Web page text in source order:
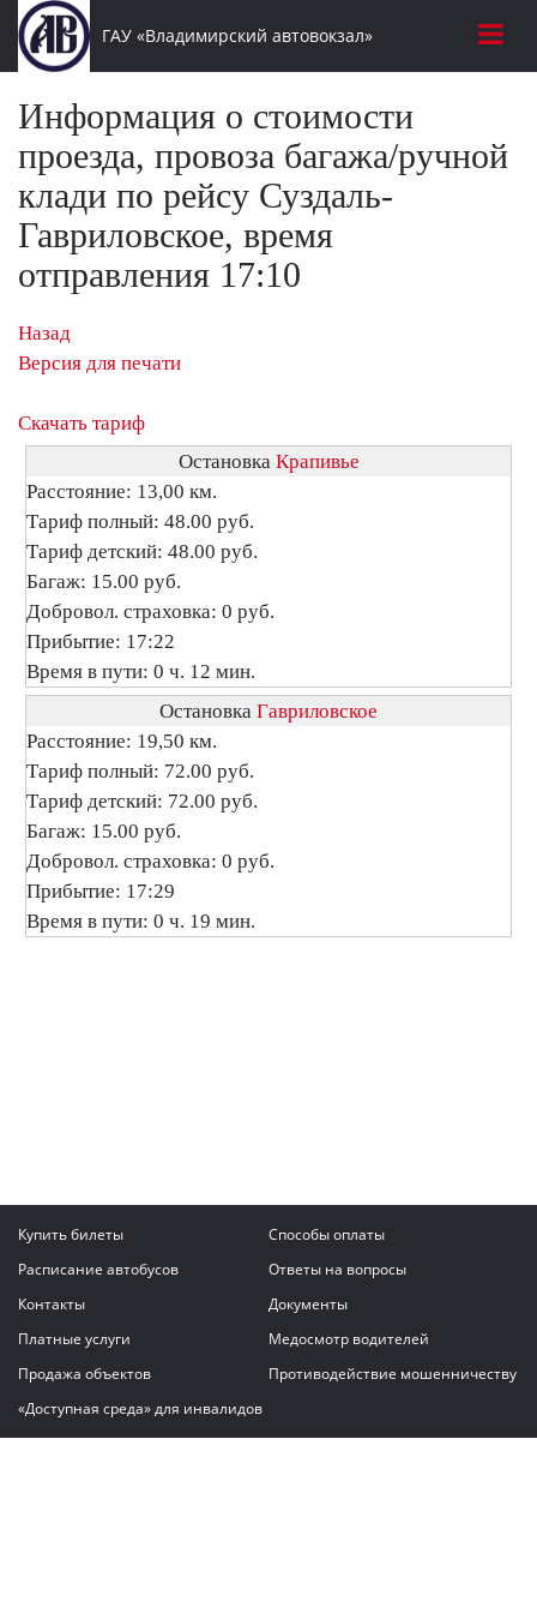
ГАУ «Владимирский автовокзал»
Информация о стоимости
проезда, провоза багажа/ручной
клади по рейсу Суздаль-
Гавриловское, время
отправления 17:10
Назад
Версия для печати
Скачать тариф
Остановка Крапивье
Расстояние: 13,00 км.
Тариф полный: 48.00 руб.
Тариф детский: 48.00 руб.
Багаж: 15.00 руб.
Добровол. страховка: 0 руб.
Прибытие: 17:22
Время в пути: 0 ч. 12 мин.
Остановка Гавриловское
Расстояние: 19,50 км.
Тариф полный: 72.00 руб.
Тариф детский: 72.00 руб.
Багаж: 15.00 руб.
Добровол. страховка: 0 руб.
Прибытие: 17:29
Время в пути: 0 ч. 19 мин.
Купить билеты
Способы оплаты
Расписание автобусов
Ответы на вопросы
Контакты
Документы
Платные услуги
Медосмотр водителей
Продажа объектов
Противодействие мошенничеству
«Доступная среда» для инвалидов